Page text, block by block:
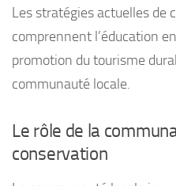
Les stratégies actuelles de
comprennent l’éducation
promotion du tourisme
communauté locale.
Le rôle de la
conservation